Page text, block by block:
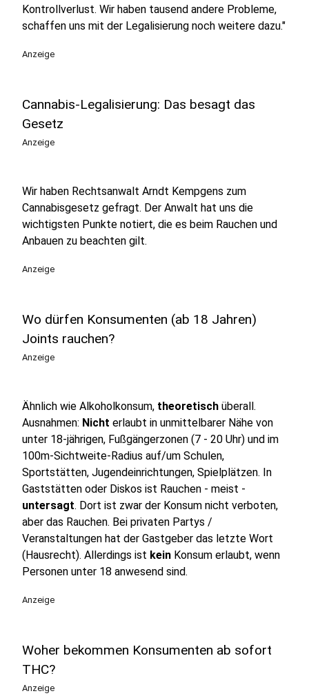
Kontrollverlust. Wir haben tausend andere Probleme,
schaffen uns mit der Legalisierung noch weitere dazu."
Anzeige
Cannabis-Legalisierung: Das besagt das
Gesetz
Anzeige
Wir haben Rechtsanwalt Arndt Kempgens zum
Cannabisgesetz gefragt. Der Anwalt hat uns die
wichtigsten Punkte notiert, die es beim Rauchen und
Anbauen zu beachten gilt.
Anzeige
Wo dürfen Konsumenten (ab 18 Jahren)
Joints rauchen?
Anzeige
Ähnlich wie Alkoholkonsum, theoretisch überall.
Ausnahmen: Nicht erlaubt in unmittelbarer Nähe von
unter 18-jährigen, Fußgängerzonen (7 - 20 Uhr) und im
100m-Sichtweite-Radius auf/um Schulen,
Sportstätten, Jugendeinrichtungen, Spielplätzen. In
Gaststätten oder Diskos ist Rauchen - meist -
untersagt. Dort ist zwar der Konsum nicht verboten,
aber das Rauchen. Bei privaten Partys /
Veranstaltungen hat der Gastgeber das letzte Wort
(Hausrecht). Allerdings ist kein Konsum erlaubt, wenn
Personen unter 18 anwesend sind.
Anzeige
Woher bekommen Konsumenten ab sofort
THC?
Anzeige